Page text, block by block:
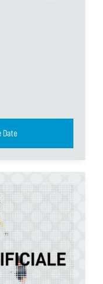
Date